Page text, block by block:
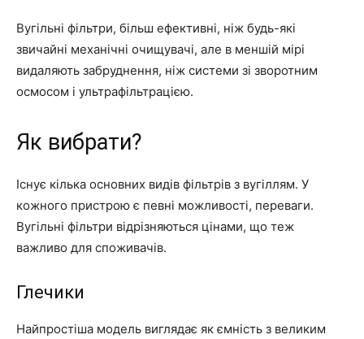
Вугільні фільтри, більш ефективні, ніж будь-які
звичайні механічні очищувачі, але в меншій мірі
видаляють забруднення, ніж системи зі зворотним
осмосом і ультрафільтрацією.
Як вибрати?
Існує кілька основних видів фільтрів з вугіллям. У
кожного пристрою є певні можливості, переваги.
Вугільні фільтри відрізняються цінами, що теж
важливо для споживачів.
Глечики
Найпростіша модель виглядає як ємність з великим